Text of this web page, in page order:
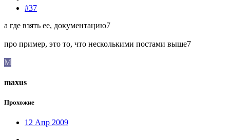
#37
а где взять ее, документацию7
про пример, это то, что несколькими постами выше7
M
maxus
Прохожие
12 Апр 2009